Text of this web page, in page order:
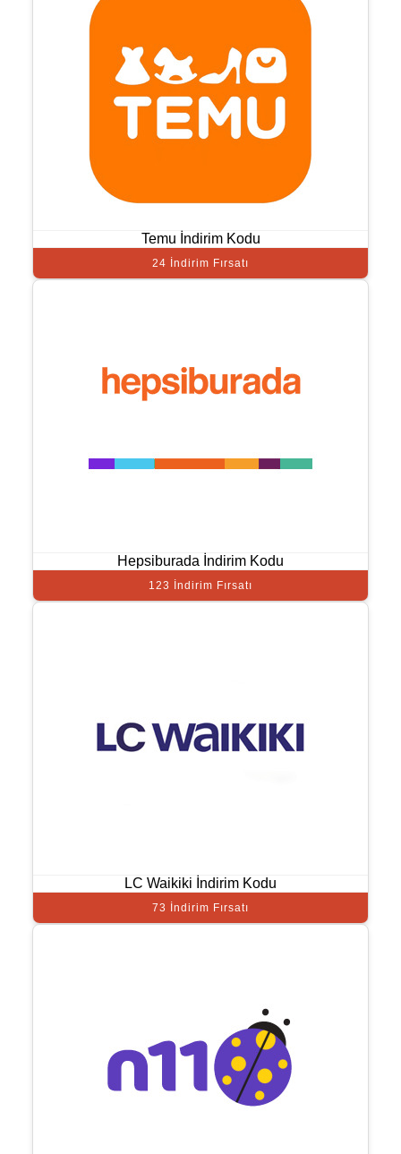
Temu İndirim Kodu
24 İndirim Fırsatı
Hepsiburada İndirim Kodu
123 İndirim Fırsatı
LC Waikiki İndirim Kodu
73 İndirim Fırsatı